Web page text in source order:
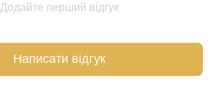
Додайте перший відгук
Написати відгук